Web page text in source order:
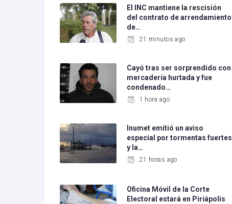
El INC mantiene la rescisión
del contrato de arrendamiento
de…
21 minutos ago
Cayó tras ser sorprendido con
mercadería hurtada y fue
condenado…
1 hora ago
Inumet emitió un aviso
especial por tormentas fuertes
y la…
21 horas ago
Oficina Móvil de la Corte
Electoral estará en Piriápolis